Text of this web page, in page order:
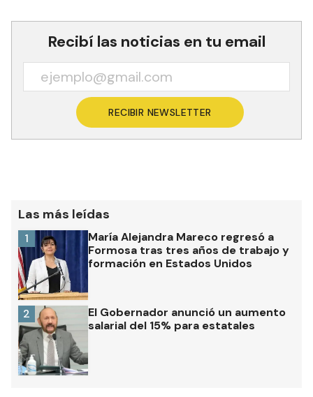
Recibí las noticias en tu email
RECIBIR NEWSLETTER
Las más leídas
María Alejandra Mareco regresó a
Formosa tras tres años de trabajo y
formación en Estados Unidos
1
El Gobernador anunció un aumento
salarial del 15% para estatales
2